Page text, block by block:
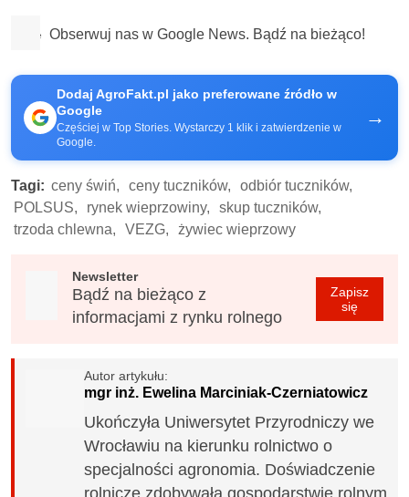
Obserwuj nas w Google News. Bądź na bieżąco!
Dodaj AgroFakt.pl jako preferowane źródło w
Google
Częściej w Top Stories. Wystarczy 1 klik i zatwierdzenie w
Google.
→
Tagi: ceny świń, ceny tuczników,
odbiór tuczników,
POLSUS,
rynek wieprzowiny,
skup tuczników,
trzoda chlewna,
VEZG, żywiec wieprzowy
Newsletter
Bądź na bieżąco z
informacjami z rynku rolnego
Zapisz
się
Autor artykułu:
mgr inż. Ewelina Marciniak-Czerniatowicz
Ukończyła Uniwersytet Przyrodniczy we
Wrocławiu na kierunku rolnictwo o
specjalności agronomia. Doświadczenie